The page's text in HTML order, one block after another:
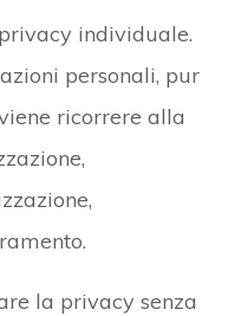
individuale.
personali, pur
ricorrere alla
la privacy senza